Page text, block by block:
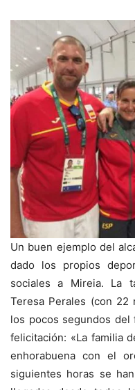
Un buen ejemplo del
dado los propios
sociales a Mireia. La
Teresa Perales (con 22
los pocos segundos
felicitación: «La familia
enhorabuena con el
siguientes horas se